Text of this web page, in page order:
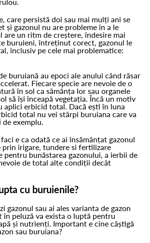
care persistă doi sau mai mulți ani se
și gazonul nu are probleme în a le
are un ritm de creștere, îndesire mai
buruieni, întreținut corect, gazonul le
inclusiv pe cele mai problematice:
buruiană au epoci ale anului când răsar
Fiecare specie are nevoie de o
în sol ca sămânța lor sau organele
să își înceapă vegetația. Încă un motiv
aplici erbicid total. Dacă ești în luna
total nu vei stârpi buruiana care va
exemplu.
e ca odată ce ai însămânțat gazonul
prin irigare, tundere si fertilizare
bunăstarea gazonului, a ierbii de
de total alte condiții decât
cu buruienile?
gazonul sau ai ales varianta de gazon
în peluză va exista o luptă pentru
și nutrienți. Important e cine câștigă
sau buruiana?